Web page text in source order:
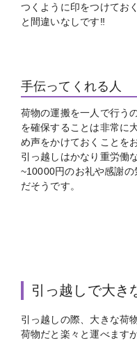
つくように印をつけてお
と間違いなしです‼
手伝ってくれる人
荷物の運搬を一人で行う
を確保することは非常に
め声をかけておくことを
引っ越しはかなり重労働
~10000円のお礼や感謝
だそうです。
引っ越しで大き
引っ越しの際、大きな荷
荷物だと楽々と運べます